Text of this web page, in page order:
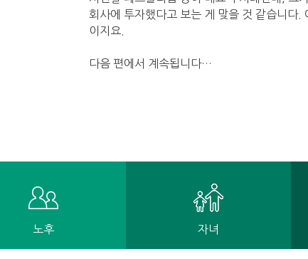
회사에 투자했다고 보는 게 맞을 것 같습니다.
이지요.
다음 편에서 계속됩니다…
노후 자녀